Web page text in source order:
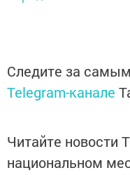
Следите за
Telegram-канале
Читайте новости
национальном